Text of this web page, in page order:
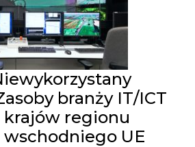
branży IT/ICT
regionu
UE